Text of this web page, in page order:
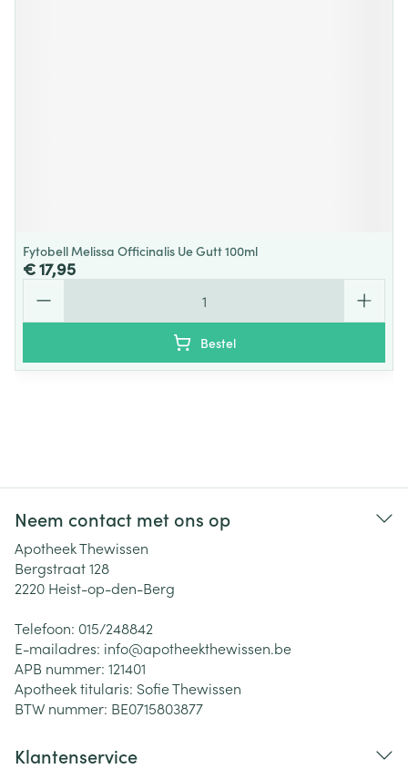
Fytobell Melissa Officinalis Ue Gutt 100ml
€ 17,95
Bestel
Neem contact met ons op
Apotheek Thewissen
Bergstraat 128
2220 Heist-op-den-Berg
Telefoon: 015/248842
E-mailadres: info@apotheekthewissen.be
APB nummer: 121401
Apotheek titularis: Sofie Thewissen
BTW nummer: BE0715803877
Klantenservice